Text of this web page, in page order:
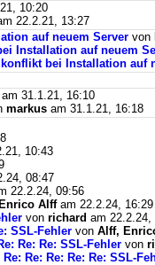
10:20
22.2.21, 13:27
auf neuem Server von
Installation auf neuem
bei Installation auf
am 31.1.21, 16:10
markus am 31.1.21, 16:18
10:43
08:47
22.2.24, 09:56
Enrico Alffam 22.2.24, 16:29
von richard am 22.2.24,
SSL-Fehler von Alff,
Re: Re: SSL-Fehler von
Re: Re: Re: Re: Re: SSL-